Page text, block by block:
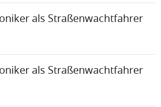
als Straßenwachtfahrer
als Straßenwachtfahrer